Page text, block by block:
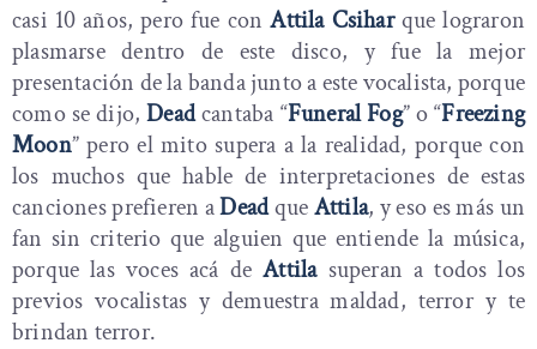
casi 10 años, pero fue conAttila Csiharque lograron
plasmarse dentro de este disco, y fue la mejor
presentación de la banda junto a este vocalista, porque
como se dijo,Deadcantaba “Funeral Fog” o “Freezing
Moon” pero el mito supera a la realidad, porque con
los muchos que hable de interpretaciones de estas
canciones prefieren aDeadqueAttila, y eso es más un
fan sin criterio que alguien que entiende la música,
porque las voces acá de Attilasuperan a todos los
previos vocalistas y demuestra maldad, terror y te
brindan terror.